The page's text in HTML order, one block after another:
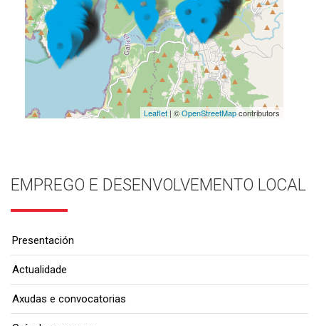
Leaflet| ©OpenStreetMapcontributors
EMPREGO E DESENVOLVEMENTO LOCAL
Presentación
Actualidade
Axudas e convocatorias